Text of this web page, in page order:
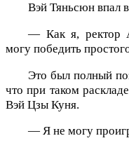
Вэй Тяньсюн впал
— Как я, ректор
могу победить
Это был полный
что при таком
Вэй Цзы Куня.
— Я не могу